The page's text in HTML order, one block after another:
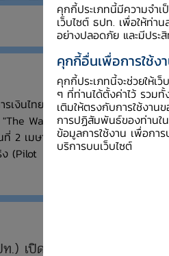
เงินไทย และ
Way
2 เมษายน
(Pilot
เปิดเผย
สารบัญป
คุกกี้ประเภทนี้มีความจำ
เว็บไซต์ ธปท. เพื่อให้ท่าน
อย่างปลอดภัย และมีประ
คุกกี้อื่นเพื่อการใช้งา
คุกกี้ประเภทนี้จะช่วยให้เ
ๆ ที่ท่านได้ตั้งค่าไว้ รวม
เติมให้ตรงกับการใช้งา
การปฏิสัมพันธ์ของท่านใน
ข้อมูลการใช้งาน เพื่อกา
บริการบนเว็บไซต์